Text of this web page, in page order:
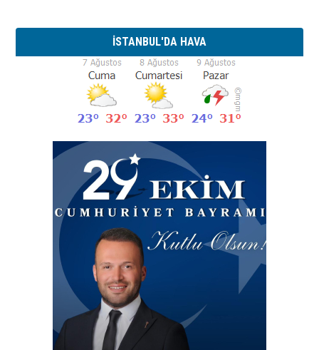
İSTANBUL'DA HAVA